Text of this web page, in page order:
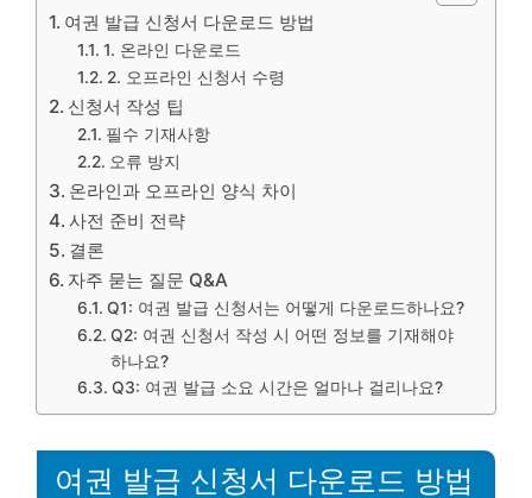
여권 발급 신청서 다운로드 방법
1. 온라인 다운로드
2. 오프라인 신청서 수령
신청서 작성 팁
필수 기재사항
오류 방지
온라인과 오프라인 양식 차이
사전 준비 전략
결론
자주 묻는 질문 Q&A
Q1: 여권 발급 신청서는 어떻게 다운로드하나요?
Q2: 여권 신청서 작성 시 어떤 정보를 기재해야
하나요?
Q3: 여권 발급 소요 시간은 얼마나 걸리나요?
여권 발급 신청서 다운로드 방법